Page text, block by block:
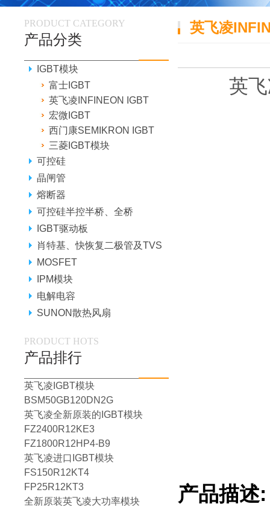
英飞凌
英
产品描述:
PRODUCT CATEGORY
产品分类
IGBT模块
富士IGBT
英飞凌INFINEON IGBT
宏微IGBT
西门康SEMIKRON IGBT
三菱IGBT模块
可控硅
晶闸管
熔断器
可控硅半控半桥、全桥
IGBT驱动板
肖特基、快恢复二极管及TVS
MOSFET
IPM模块
电解电容
SUNON散热风扇
PRODUCT HOTS
产品排行
英飞凌IGBT模块
BSM50GB120DN2G
英飞凌全新原装的IGBT模块
FZ2400R12KE3
FZ1800R12HP4-B9
英飞凌进口IGBT模块
FS150R12KT4
FP25R12KT3
全新原装英飞凌大功率模块